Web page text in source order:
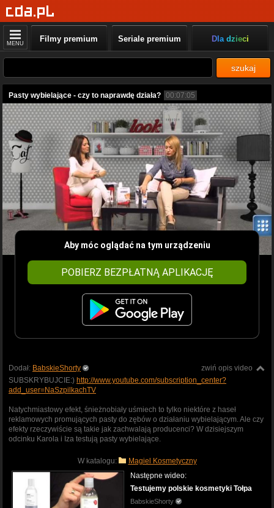
MENU Filmy premium Seriale premium Dla dzieci
szukaj
Pasty wybielające - czy to naprawdę działa? 00:07:05
Aby móc oglądać na tym urządzeniu
POBIERZ BEZPŁATNĄ APLIKACJĘ
zwiń opis video
Dodał: BabskieShorty
SUBSKRYBUJCIE:) http://www.youtube.com/subscription_center?
add_user=NaSzpilkachTV
Natychmiastowy efekt, śnieżnobiały uśmiech to tylko niektóre z haseł
reklamowych promujących pasty do zębów o działaniu wybielającym. Ale czy
efekty rzeczywiście są takie jak zachwalają producenci? W dzisiejszym
odcinku Karola i Iza testują pasty wybielające.
W katalogu: Magiel Kosmetyczny
Następne wideo:
Testujemy polskie kosmetyki Tołpa
BabskieShorty